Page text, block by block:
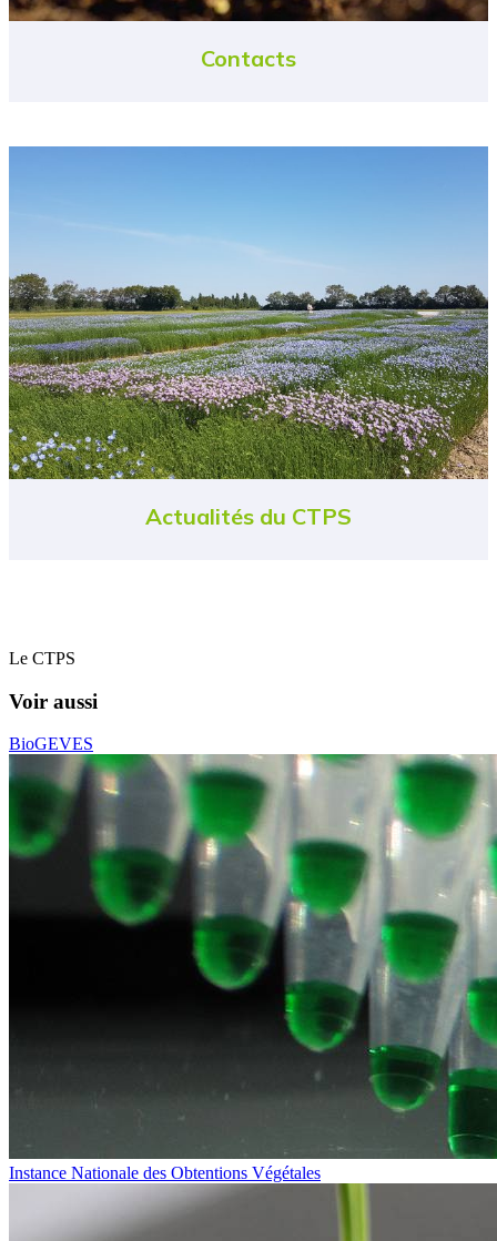
Contacts
Actualités du CTPS
Le CTPS
Voir aussi
BioGEVES
Instance Nationale des Obtentions Végétales